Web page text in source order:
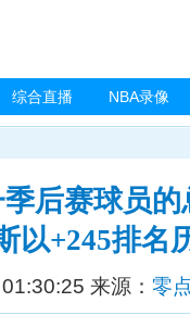
综合直播 NBA录像
后赛球员
以+245排名
来源： 零